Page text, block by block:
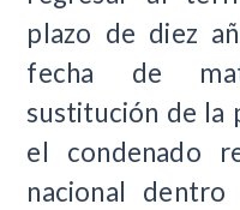
plazo de diez
fecha de
sustitución de la
el condenado
nacional